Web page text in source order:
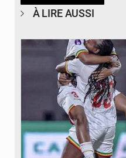
À LIRE AUSSI
© FEMAFOOT